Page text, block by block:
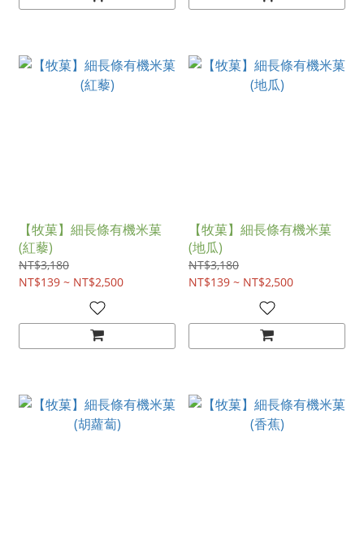
【牧菓】細長條有機米菓
(紅藜)
NT$3,180
NT$139 ~ NT$2,500
【牧菓】細長條有機米菓
(地瓜)
NT$3,180
NT$139 ~ NT$2,500